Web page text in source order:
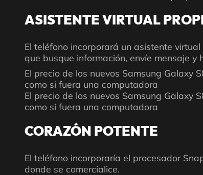
ASISTENTE VIRTUAL
El teléfono incorporará un asistente
que busque información, envíe mensaje
El precio de los nuevos Samsung Galaxy
como si fuera una computadora
El precio de los nuevos Samsung Galaxy
como si fuera una computadora
CORAZÓN POTENTE
El teléfono incorporaría el procesador
donde se comercialice.